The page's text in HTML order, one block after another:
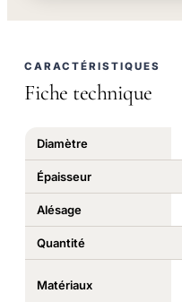
CARACTÉRISTIQUES
Fiche technique
Diamètre
Épaisseur
Alésage
Quantité
Matériaux